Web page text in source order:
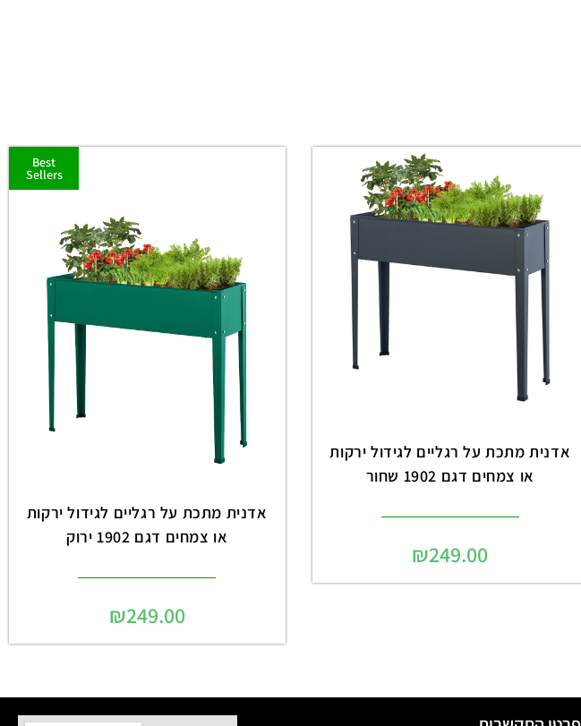
אדנית מתכת על רגליים לגידול ירקות
או צמחים דגם 1902 שחור
₪249.00
Best
Sellers
אדנית מתכת על רגליים לגידול ירקות
או צמחים דגם 1902 ירוק
₪249.00